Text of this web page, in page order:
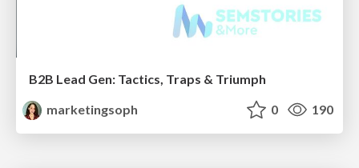
B2B Lead Gen: Tactics, Traps & Triumph
marketingsoph
0 190